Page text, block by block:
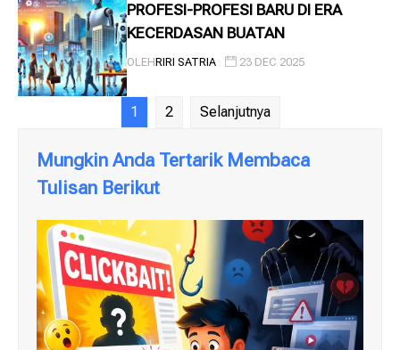
PROFESI-PROFESI BARU DI ERA
KECERDASAN BUATAN
OLEHRIRI SATRIA 23 DEC 2025
1 2 Selanjutnya
Mungkin Anda Tertarik Membaca
Tulisan Berikut